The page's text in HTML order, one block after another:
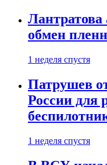
обмен
1 неделя спустя
Патрушев
России для
1 неделя спустя